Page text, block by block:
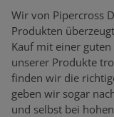
Wir von Pipercross
Produkten
Kauf mit einer
unserer Produkte
finden wir die
geben wir sogar
und selbst bei